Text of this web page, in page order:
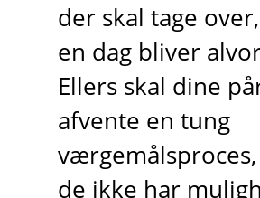
der skal tage
en dag bliver
Ellers skal dine
afvente en tung
de ikke har